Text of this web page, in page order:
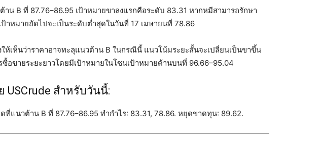
น B ที่ 87.76–86.95 เป้าหมายขาลงแรกคือระดับ 83.31 หากหมีสามารถรักษา
าหมายถัดไปจะเป็นระดับต่ำสุดในวันที่ 17 เมษายนที่ 78.86
ห้เห็นว่าราคาอาจทะลุแนวต้าน B ในกรณีนี้ แนวโน้มระยะสั้นจะเปลี่ยนเป็นขาขึ้น
ซื้อขายระยะยาวโดยมีเป้าหมายในโซนเป้าหมายด้านบนที่ 96.66–95.04
สำหรับวันนี้:
ที่แนวต้าน B ที่ 87.76–86.95 ทำกำไร: 83.31, 78.86. หยุดขาดทุน: 89.62.